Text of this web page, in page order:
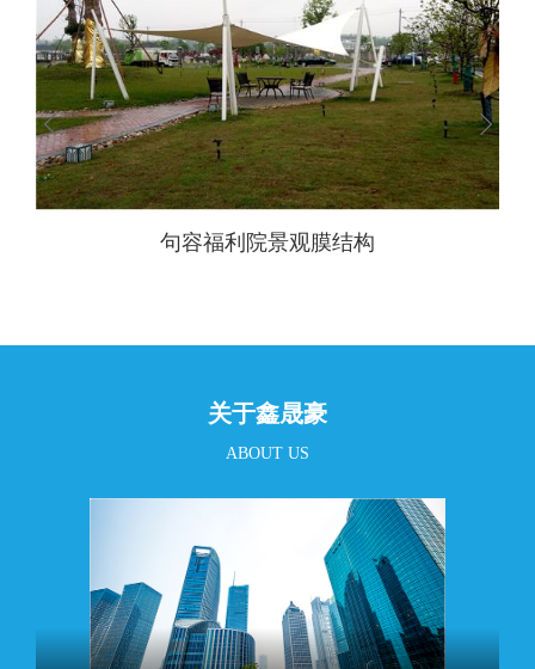
句容福利院景观膜结构
关于鑫晟豪
ABOUT US